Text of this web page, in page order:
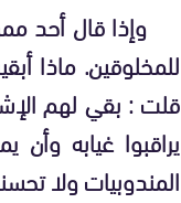
وإذا قال أحد
للمخلوقين. ماذا
قلت : بقي لهم
يراقبوا غيابه
المندوبيات ولا